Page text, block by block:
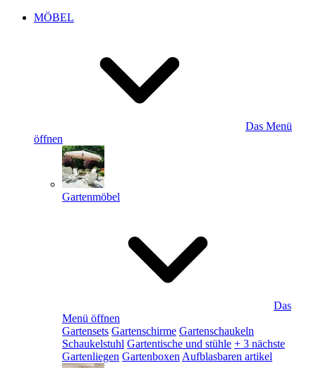
MÖBEL
Das Menü
öffnen
Gartenmöbel
Das
Menü öffnen
Gartensets Gartenschirme Gartenschaukeln
Schaukelstuhl Gartentische und stühle + 3 nächste
Gartenliegen Gartenboxen Aufblasbaren artikel